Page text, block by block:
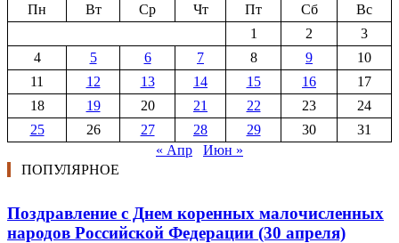
Пн
Вт Ср Чт Пт Сб
Вс
1
2
3
4
5 6 7 8 9
10
11
12 13 14 15 16
17
18
19 20 21 22 23
24
25
26 27 28 29 30
31
« Апр
Июн »
ПОПУЛЯРНОЕ
Поздравление с Днем коренных малочисленных
народов Российской Федерации (30 апреля)